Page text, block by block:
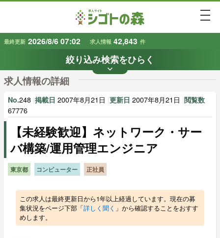
最終更新 2026/8/6 07:02 求人情報 42,843 件
絞り込み検索をひらく
keyboard_arrow_down
条件から探す
地域で探す 業種 で探す
雇用形態で探す 賃金 で探す
キーワードで探す
求人情報の詳細
No.248 掲載日 2007年8月21日 更新日 2007年8月21日 閲覧数
67776
【未経験歓迎】ネットワーク・サー
バ構築/運用管理エンジニア
東京都 コンピューター 正社員
この求人は最終更新日から1年以上経過しています。現在の募
集状況をページ下部「詳しく聞く 」から確認することをおすす
めします。